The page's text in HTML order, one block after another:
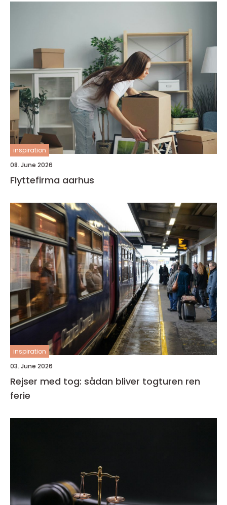
inspiration
08. June 2026
Flyttefirma aarhus
inspiration
03. June 2026
Rejser med tog: sådan bliver togturen ren
ferie